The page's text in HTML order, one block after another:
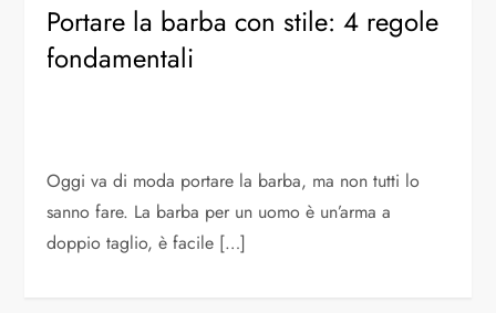
Portare la barba con stile: 4 regole
fondamentali
Oggi va di moda portare la barba, ma non tutti lo
sanno fare. La barba per un uomo è un’arma a
doppio taglio, è facile […]